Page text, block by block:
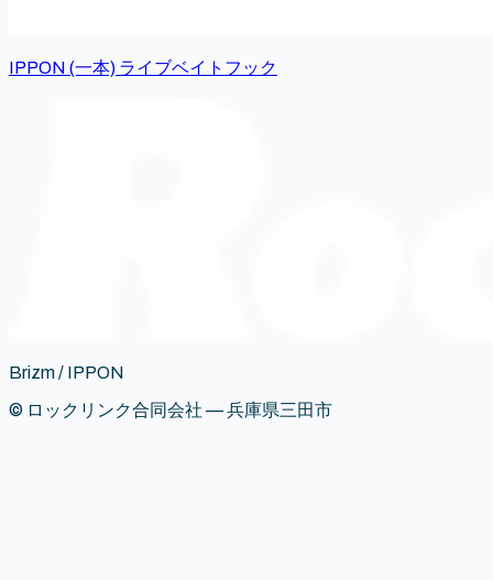
IPPON (一本) ライブベイトフック
Brizm / IPPON
© ロックリンク合同会社 — 兵庫県三田市